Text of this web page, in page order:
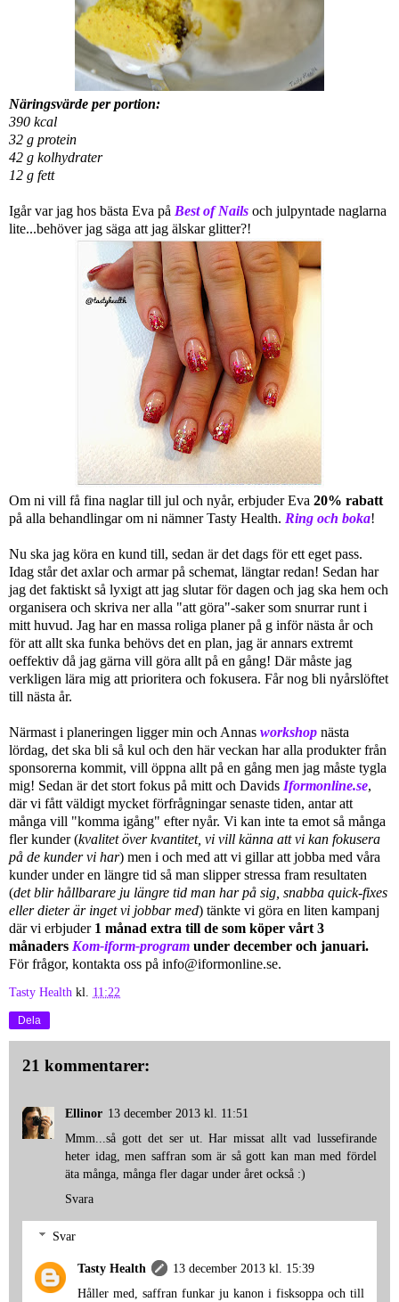
Näringsvärde per portion:
390 kcal
32 g protein
42 g kolhydrater
12 g fett
Igår var jag hos bästa Eva på Best of Nails och julpyntade naglarna
lite...behöver jag säga att jag älskar glitter?!
Om ni vill få fina naglar till jul och nyår, erbjuder Eva 20% rabatt
på alla behandlingar om ni nämner Tasty Health. Ring och boka!
Nu ska jag köra en kund till, sedan är det dags för ett eget pass.
Idag står det axlar och armar på schemat, längtar redan! Sedan har
jag det faktiskt så lyxigt att jag slutar för dagen och jag ska hem och
organisera och skriva ner alla "att göra"-saker som snurrar runt i
mitt huvud. Jag har en massa roliga planer på g inför nästa år och
för att allt ska funka behövs det en plan, jag är annars extremt
oeffektiv då jag gärna vill göra allt på en gång! Där måste jag
verkligen lära mig att prioritera och fokusera. Får nog bli nyårslöftet
till nästa år.
Närmast i planeringen ligger min och Annas workshop nästa
lördag, det ska bli så kul och den här veckan har alla produkter från
sponsorerna kommit, vill öppna allt på en gång men jag måste tygla
mig! Sedan är det stort fokus på mitt och Davids Iformonline.se,
där vi fått väldigt mycket förfrågningar senaste tiden, antar att
många vill "komma igång" efter nyår. Vi kan inte ta emot så många
fler kunder (kvalitet över kvantitet, vi vill känna att vi kan fokusera
på de kunder vi har) men i och med att vi gillar att jobba med våra
kunder under en längre tid så man slipper stressa fram resultaten
(det blir hållbarare ju längre tid man har på sig, snabba quick-fixes
eller dieter är inget vi jobbar med) tänkte vi göra en liten kampanj
där vi erbjuder 1 månad extra till de som köper vårt 3
månaders Kom-iform-program under december och januari.
För frågor, kontakta oss på info@iformonline.se.
Tasty Health kl. 11:22
Dela
21 kommentarer:
Ellinor 13 december 2013 kl. 11:51
Mmm...så gott det ser ut. Har missat allt vad lussefirande
heter idag, men saffran som är så gott kan man med fördel
äta många, många fler dagar under året också :)
Svara
Svar
Tasty Health
13 december 2013 kl. 15:39
Håller med, saffran funkar ju kanon i fisksoppa och till